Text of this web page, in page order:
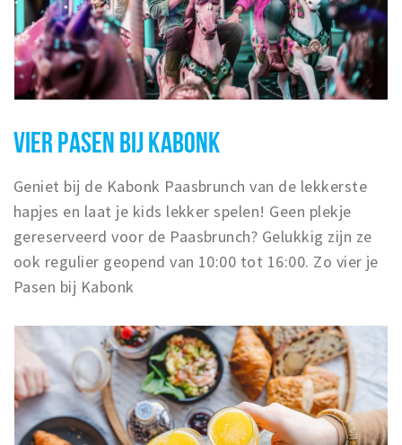
VIER PASEN BIJ KABONK
Geniet bij de Kabonk Paasbrunch van de lekkerste
hapjes en laat je kids lekker spelen! Geen plekje
gereserveerd voor de Paasbrunch? Gelukkig zijn ze
ook regulier geopend van 10:00 tot 16:00. Zo vier je
Pasen bij Kabonk